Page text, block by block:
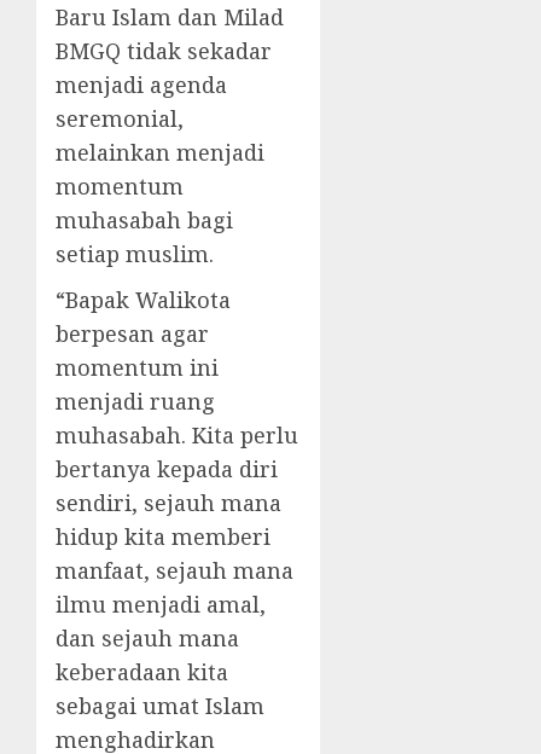
Baru Islam dan Milad
BMGQ tidak sekadar
menjadi agenda
seremonial,
melainkan menjadi
momentum
muhasabah bagi
setiap muslim.
“Bapak Walikota
berpesan agar
momentum ini
menjadi ruang
muhasabah. Kita perlu
bertanya kepada diri
sendiri, sejauh mana
hidup kita memberi
manfaat, sejauh mana
ilmu menjadi amal,
dan sejauh mana
keberadaan kita
sebagai umat Islam
menghadirkan